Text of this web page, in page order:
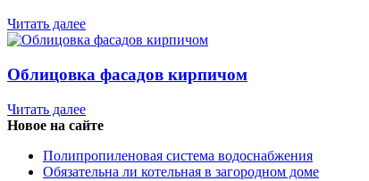
Читать далее
Облицовка фасадов кирпичом
Читать далее
Новое на сайте
Полипропиленовая система водоснабжения
Обязательна ли котельная в загородном доме